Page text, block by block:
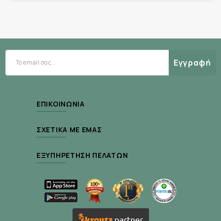
τριχόπτωση (72%).
και θα το αγόραζαν (72%).
λινική μελέτη σε 25 άνδρες με ήπια προς
scale) 4 εβδομάδες, % συμμετεχόντων που
Εγγραφή
ΕΠΙΚΟΙΝΩΝΊΑ
ΣΧΕΤΙΚΆ ΜΕ ΕΜΆΣ
ΕΞΥΠΗΡΈΤΗΣΗ ΠΕΛΑΤΏΝ